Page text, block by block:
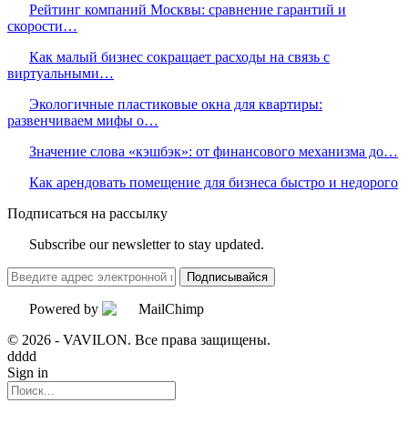
Рейтинг компаний Москвы: сравнение гарантий и
скорости…
Как малый бизнес сокращает расходы на связь с
виртуальными…
Экологичные пластиковые окна для квартиры:
развенчиваем мифы о…
Значение слова «кэшбэк»: от финансового механизма до…
Как арендовать помещение для бизнеса быстро и недорого
Подписаться на рассылку
Subscribe our newsletter to stay updated.
Подписывайся
Powered by
© 2026 - VAVILON. Все права защищены.
dddd
Sign in